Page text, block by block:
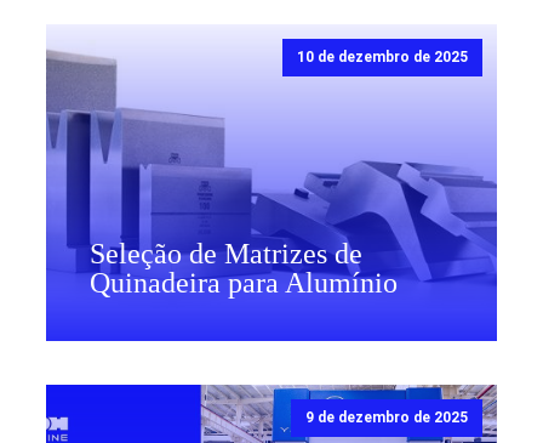
10 de dezembro de 2025
Seleção de Matrizes de
Quinadeira para Alumínio
9 de dezembro de 2025